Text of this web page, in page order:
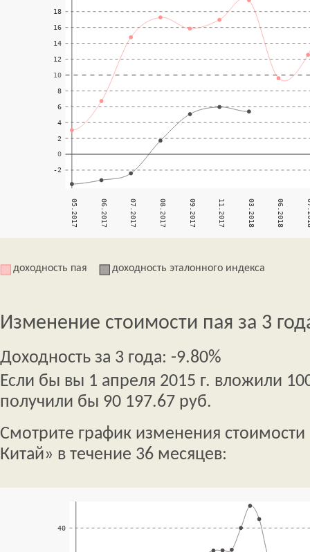
доходность пая доходность эталонного индекса
Изменение стоимости пая за 3
Доходность за 3 года: -9.80%
Если бы вы 1 апреля 2015 г. вложили
получили бы 90 197.67 руб.
Смотрите график изменения
Китай» в течение 36 месяцев: